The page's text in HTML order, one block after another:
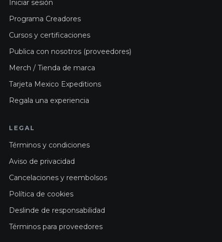
Iniciar sesión
Programa Creadores
Cursos y certificaciones
Publica con nosotros (proveedores)
Merch / Tienda de marca
Tarjeta Mexico Expeditions
Regala una experiencia
LEGAL
Términos y condiciones
Aviso de privacidad
Cancelaciones y reembolsos
Política de cookies
Deslinde de responsabilidad
Términos para proveedores